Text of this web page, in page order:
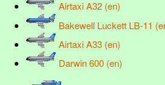
Airtaxi A32 (en)
Bakewell Luckett LB-11
Airtaxi A33 (en)
Darwin 600 (en)